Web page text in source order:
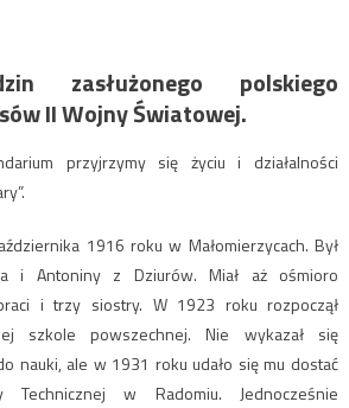
zasłużonego polskiego
II Wojny Światowej.
przyjrzymy się życiu i działalności
1916 roku w Małomierzycach. Był
i Antoniny z Dziurów. Miał aż ośmioro
i trzy siostry. W 1923 roku rozpoczął
szkole powszechnej. Nie wykazał się
nauki, ale w 1931 roku udało się mu dostać
Technicznej w Radomiu. Jednocześnie